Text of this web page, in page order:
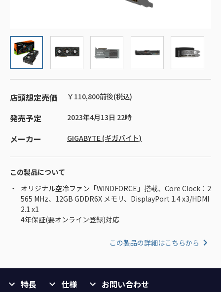
店頭想定売価 ￥110,800前後(税込)
発売予定 2023年4月13日 22時
メーカー GIGABYTE (ギガバイト)
この製品について
オリジナル空冷ファン「WINDFORCE」搭載、Core Clock：2
565 MHz、12GB GDDR6X メモリ、DisplayPort 1.4 x3/HDMI
2.1 x1
4年保証(要オンライン登録)対応
この製品の詳細はこちらから
特長 仕様 お問い合わせ